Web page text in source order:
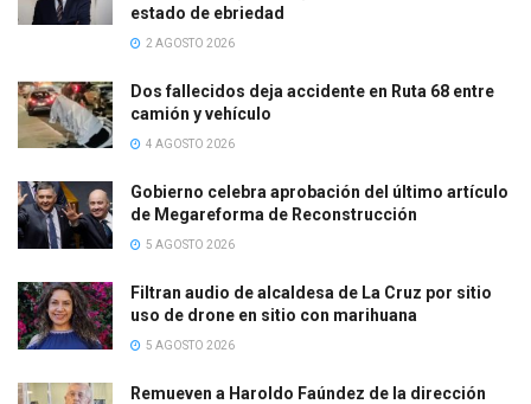
estado de ebriedad
2 AGOSTO 2026
Dos fallecidos deja accidente en Ruta 68 entre
camión y vehículo
4 AGOSTO 2026
Gobierno celebra aprobación del último artículo
de Megareforma de Reconstrucción
5 AGOSTO 2026
Filtran audio de alcaldesa de La Cruz por sitio
uso de drone en sitio con marihuana
5 AGOSTO 2026
Remueven a Haroldo Faúndez de la dirección